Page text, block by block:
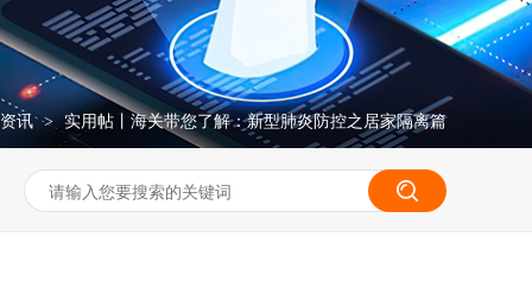
讯 > 实用帖丨海关带您了解：新型肺炎防控之居家隔离篇